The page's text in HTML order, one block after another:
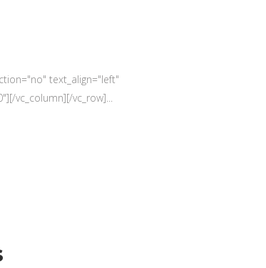
text_align="left"
vc_column][/vc_row]...